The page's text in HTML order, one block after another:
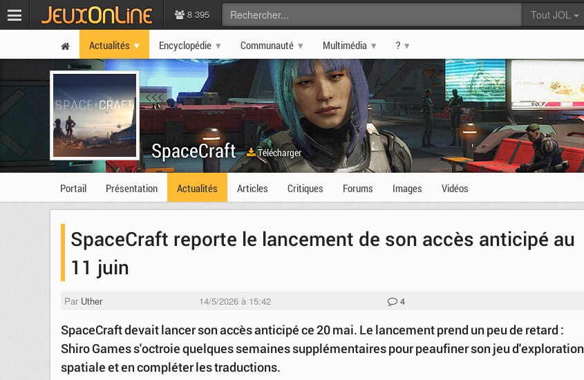
8 395 Tout JOL
Actualités Encyclopédie Communauté Multimédia ?
SpaceCraft Télécharger
Portail Présentation Actualités Articles Critiques Forums Images Vidéos
SpaceCraft reporte le lancement de son accès anticipé au
11 juin
Par Uther 14/5/2026 à 15:42 4
SpaceCraft devait lancer son accès anticipé ce 20 mai. Le lancement prend un peu de retard :
Shiro Games s'octroie quelques semaines supplémentaires pour peaufiner son jeu d'exploration
spatiale et en compléter les traductions.